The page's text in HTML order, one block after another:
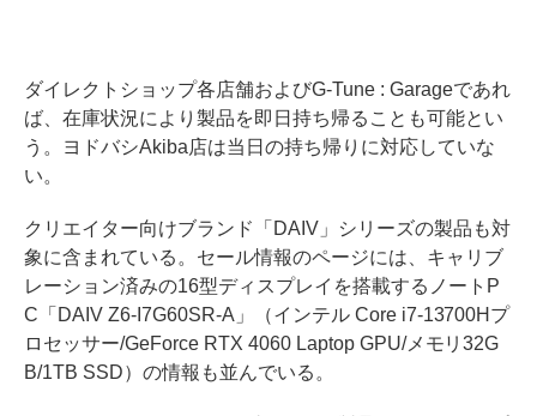
ダイレクトショップ各店舗およびG-Tune : Garageであれ
ば、在庫状況により製品を即日持ち帰ることも可能とい
う。ヨドバシAkiba店は当日の持ち帰りに対応していな
い。
クリエイター向けブランド「DAIV」シリーズの製品も対
象に含まれている。セール情報のページには、キャリブ
レーション済みの16型ディスプレイを搭載するノートP
C「DAIV Z6-I7G60SR-A」（インテル Core i7-13700Hプ
ロセッサー/GeForce RTX 4060 Laptop GPU/メモリ32G
B/1TB SSD）の情報も並んでいる。